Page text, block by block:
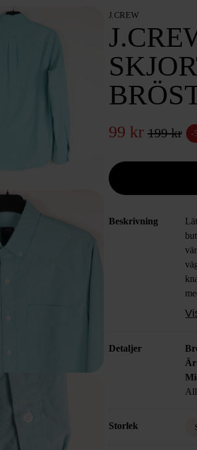
J.CREW
99 kr 199 kr -
Beskrivning
Detaljer
Storlek